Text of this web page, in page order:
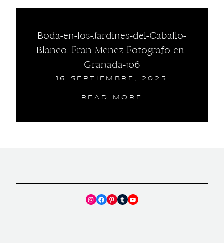
Boda-en-los-Jardines-del-Caballo-
Blanco.-Fran-Menez-Fotografo-en-
Granada-106
16 SEPTIEMBRE, 2025
READ MORE
Instagram
Facebook
Pinterest
TumblrYouTube